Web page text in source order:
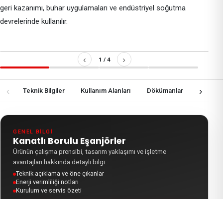
‹ 1 / 4 ›
geri kazanımı, buhar uygulamaları ve endüstriyel soğutma
devrelerinde kullanılır.
‹ Teknik Bilgiler Kullanım Alanları Dökümanlar Teklif
›
GENEL BILGI
Kanatlı Borulu Eşanjörler
Ürünün çalışma prensibi, tasarım yaklaşımı ve işletme
avantajları hakkında detaylı bilgi.
Teknik açıklama ve öne çıkanlar
Enerji verimliliği notları
Kurulum ve servis özeti